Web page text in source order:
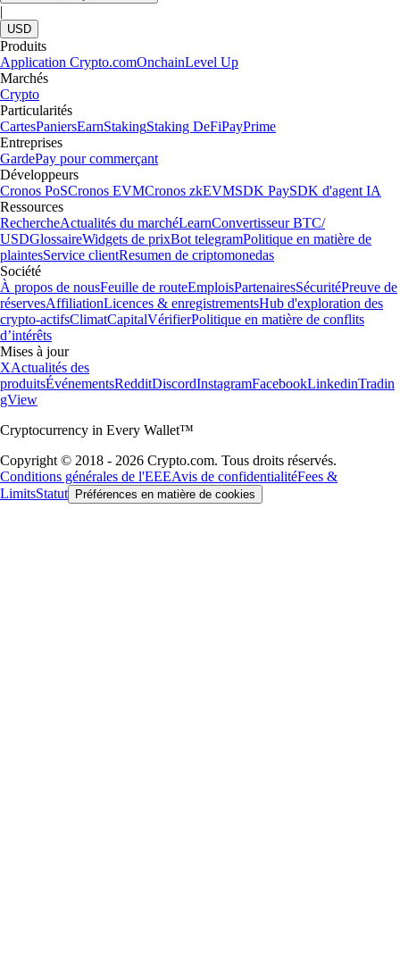
|
USD
Produits
Application Crypto.comOnchainLevel Up
Marchés
Crypto
Particularités
CartesPaniersEarnStakingStaking DeFiPayPrime
Entreprises
GardePay pour commerçant
Développeurs
Cronos PoSCronos EVMCronos zkEVMSDK PaySDK d'agent IA
Ressources
RechercheActualités du marchéLearnConvertisseur BTC/
USDGlossaireWidgets de prixBot telegramPolitique en matière de
plaintesService clientResumen de criptomonedas
Société
À propos de nousFeuille de routeEmploisPartenairesSécuritéPreuve de
réservesAffiliationLicences & enregistrementsHub d'exploration des
crypto-actifsClimatCapitalVérifierPolitique en matière de conflits
d’intérêts
Mises à jour
XActualités des
produitsÉvénementsRedditDiscordInstagramFacebookLinkedinTradin
gView
Cryptocurrency in Every Wallet™
Copyright © 2018 - 2026 Crypto.com. Tous droits réservés.
Conditions générales de l'EEEAvis de confidentialitéFees &
LimitsStatut Préférences en matière de cookies